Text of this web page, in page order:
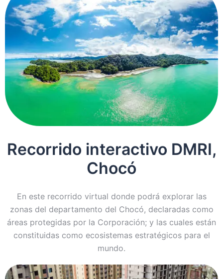
Recorrido interactivo DMRI,
Chocó
En este recorrido virtual donde podrá explorar las
zonas del departamento del Chocó, declaradas como
áreas protegidas por la Corporación; y las cuales están
constituidas como ecosistemas estratégicos para el
mundo.